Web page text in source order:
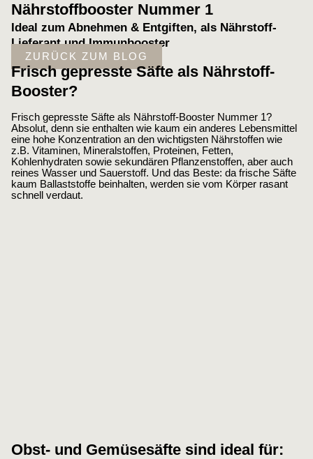
Nährstoffbooster Nummer 1
Ideal zum Abnehmen & Entgiften, als Nährstoff-
Lieferant und Immunbooster
ZURÜCK ZUM BLOG
Frisch gepresste Säfte als Nährstoff-
Booster?
Frisch gepresste Säfte als Nährstoff-Booster Nummer 1?
Absolut, denn sie enthalten wie kaum ein anderes Lebensmittel
eine hohe Konzentration an den wichtigsten Nährstoffen wie
z.B. Vitaminen, Mineralstoffen, Proteinen, Fetten,
Kohlenhydraten sowie sekundären Pflanzenstoffen, aber auch
reines Wasser und Sauerstoff. Und das Beste: da frische Säfte
kaum Ballaststoffe beinhalten, werden sie vom Körper rasant
schnell verdaut.
Obst- und Gemüsesäfte sind ideal für: